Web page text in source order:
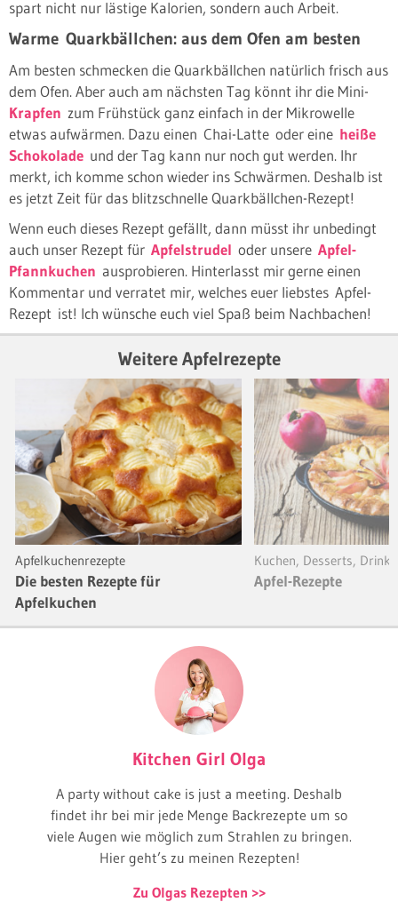
spart nicht nur lästige Kalorien, sondern auch Arbeit.
Warme Quarkbällchen: aus dem Ofen am besten
Am besten schmecken die Quarkbällchen natürlich frisch aus
dem Ofen. Aber auch am nächsten Tag könnt ihr die Mini-
Krapfen zum Frühstück ganz einfach in der Mikrowelle
etwas aufwärmen. Dazu einen Chai-Latte oder eine heiße
Schokolade und der Tag kann nur noch gut werden. Ihr
merkt, ich komme schon wieder ins Schwärmen. Deshalb ist
es jetzt Zeit für das blitzschnelle Quarkbällchen-Rezept!
Wenn euch dieses Rezept gefällt, dann müsst ihr unbedingt
auch unser Rezept für Apfelstrudel oder unsere Apfel-
Pfannkuchen ausprobieren. Hinterlasst mir gerne einen
Kommentar und verratet mir, welches euer liebstes Apfel-
Rezept ist! Ich wünsche euch viel Spaß beim Nachbachen!
Weitere Apfelrezepte
Apfelkuchenrezepte
Die besten Rezepte für
Apfelkuchen
Kuchen, Desserts, Drinks
Apfel-Rezepte
Kitchen Girl Olga
A party without cake is just a meeting. Deshalb
findet ihr bei mir jede Menge Backrezepte um so
viele Augen wie möglich zum Strahlen zu bringen.
Hier geht’s zu meinen Rezepten!
Zu Olgas Rezepten